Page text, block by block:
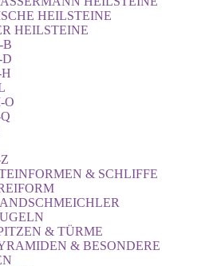
HEILSTEINE
HEILSTEINE
B
D
O
& SCHLIFFE
& TÜRME
& BESONDERE